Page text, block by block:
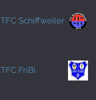
TFC Schiffweiler
TFC FriBi